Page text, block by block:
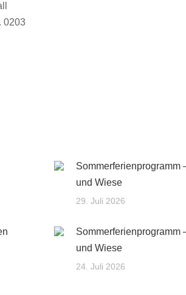
0203
Sommerferienprogramm
und Wiese
29. Juli 2026
Sommerferienprogramm
und Wiese
24. Juli 2026